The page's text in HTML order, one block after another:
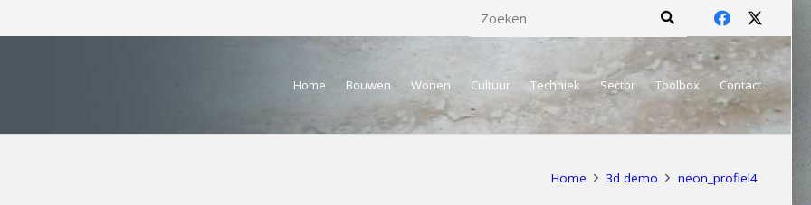
Home Bouwen Wonen Cultuur Techniek Sector Toolbox Contact
Home 3d demo neon_profiel4